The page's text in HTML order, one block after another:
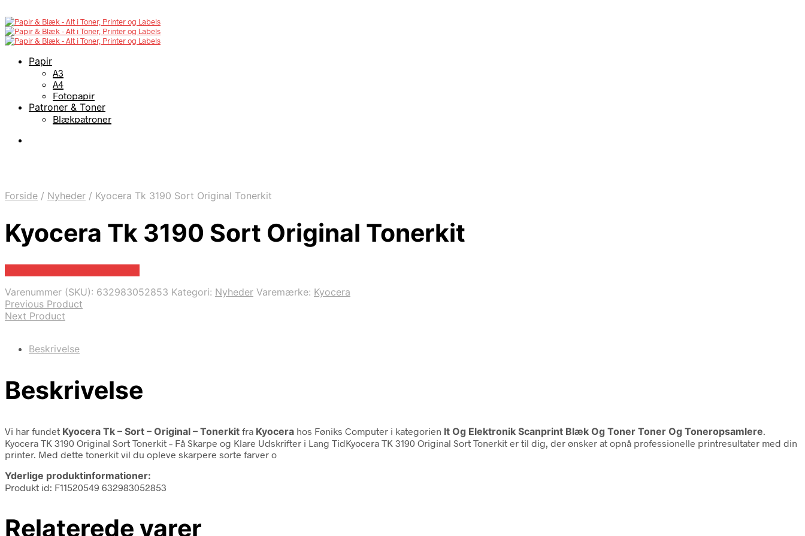
Papir
A3
A4
Fotopapir
Patroner & Toner
Blækpatroner
Forside / Nyheder / Kyocera Tk 3190 Sort Original Tonerkit
Kyocera Tk 3190 Sort Original Tonerkit
Varenummer (SKU): 632983052853 Kategori: Nyheder Varemærke: Kyocera
Previous Product
Next Product
Beskrivelse
Beskrivelse
Vi har fundet Kyocera Tk – Sort – Original – Tonerkit fra Kyocera hos Føniks Computer i kategorien It Og Elektronik Scanprint Blæk Og Toner Toner Og Toneropsamlere
Kyocera TK 3190 Original Sort Tonerkit – Få Skarpe og Klare Udskrifter i Lang TidKyocera TK 3190 Original Sort Tonerkit er til dig, der ønsker at opnå professionelle printresultater med din
printer. Med dette tonerkit vil du opleve skarpere sorte farver o
Yderlige produktinformationer:
Produkt id: F11520549 632983052853
Relaterede varer